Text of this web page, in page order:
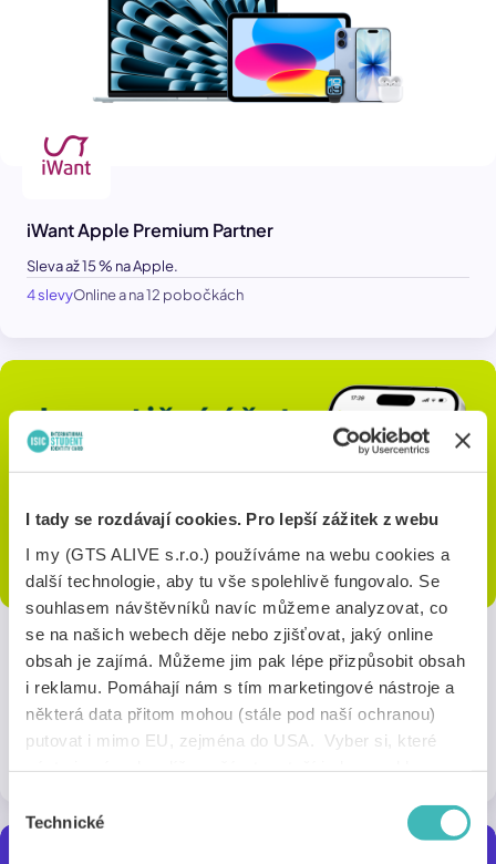
I tady se rozdávají cookies. Pro lepší zážitek z webu
I my (GTS ALIVE s.r.o.) používáme na webu cookies a
další technologie, aby tu vše spolehlivě fungovalo. Se
souhlasem návštěvníků navíc můžeme analyzovat, co
se na našich webech děje nebo zjišťovat, jaký online
obsah je zajímá. Můžeme jim pak lépe přizpůsobit obsah
i reklamu. Pomáhají nám s tím marketingové nástroje a
některá data přitom mohou (stále pod naší ochranou)
putovat i mimo EU, zejména do USA. Vyber si, které
v sekci „Detaily“. Svoji volbu můžeš kdykoliv změnit v
„Nastavení cookies“ (ikonka v zápatí webu). Vše o tom,
souhlasu
Technické
iWant Apple Premium Partner
Sleva až 15 % na Apple.
4 slevyOnline a na 12 pobočkách
Direct Fondee
Investuj už při škole. Snadno, online a bezpečně. S bonusem 750